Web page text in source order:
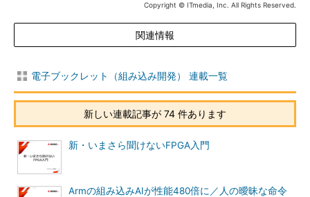
Copyright © ITmedia, Inc. All Rights Reserved.
関連情報
電子ブックレット（組み込み開発） 連載一覧
新しい連載記事が 74 件あります
新・いまさら聞けないFPGA入門
Armの組み込みAIが性能480倍に／人の曖昧な命令